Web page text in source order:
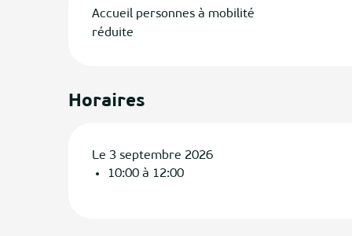
Accueil personnes à mobilité
réduite
Horaires
Le 3 septembre 2026
10:00 à 12:00